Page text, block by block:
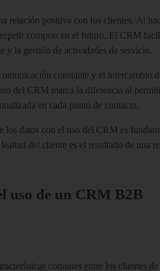
relación positiva con los clientes. Al
compras en el futuro. El CRM
y la gestión de actividades de servicio.
constante y el intercambio
del CRM marca la diferencia al
en cada punto de contacto.
los datos con el uso del CRM es
del cliente es el resultado de una
uso de un CRM B2B
comunes entre los clientes de